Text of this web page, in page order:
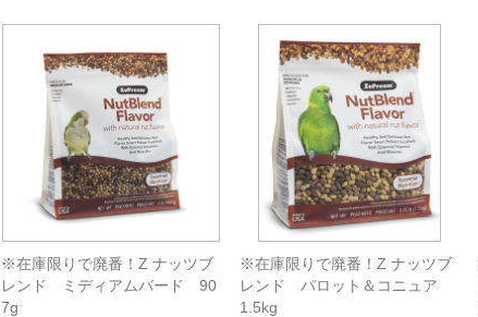
※在庫限りで廃番！Z ナッツブ
レンド ミディアムバード 90
7g
※在庫限りで廃番！Z ナッツブ
レンド パロット＆コニュア
1.5kg